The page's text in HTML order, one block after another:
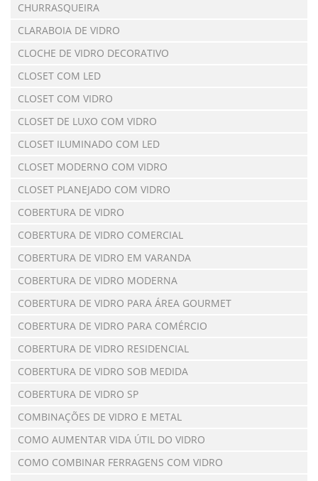
CHURRASQUEIRA
CLARABOIA DE VIDRO
CLOCHE DE VIDRO DECORATIVO
CLOSET COM LED
CLOSET COM VIDRO
CLOSET DE LUXO COM VIDRO
CLOSET ILUMINADO COM LED
CLOSET MODERNO COM VIDRO
CLOSET PLANEJADO COM VIDRO
COBERTURA DE VIDRO
COBERTURA DE VIDRO COMERCIAL
COBERTURA DE VIDRO EM VARANDA
COBERTURA DE VIDRO MODERNA
COBERTURA DE VIDRO PARA ÁREA GOURMET
COBERTURA DE VIDRO PARA COMÉRCIO
COBERTURA DE VIDRO RESIDENCIAL
COBERTURA DE VIDRO SOB MEDIDA
COBERTURA DE VIDRO SP
COMBINAÇÕES DE VIDRO E METAL
COMO AUMENTAR VIDA ÚTIL DO VIDRO
COMO COMBINAR FERRAGENS COM VIDRO